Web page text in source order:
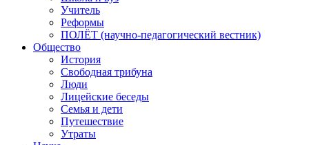
Учитель
Реформы
ПОЛЁТ (научно-педагогический вестник)
Общество
История
Свободная трибуна
Люди
Лицейские беседы
Семья и дети
Путешествие
Утраты